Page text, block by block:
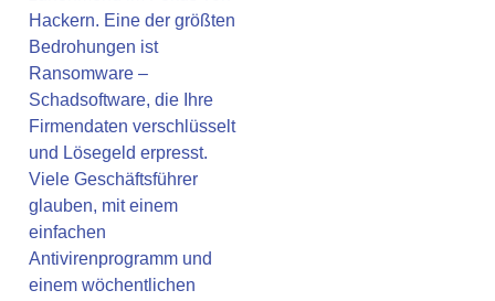
Hackern. Eine der größten
Bedrohungen ist
Ransomware –
Schadsoftware, die Ihre
Firmendaten verschlüsselt
und Lösegeld erpresst.
Viele Geschäftsführer
glauben, mit einem
einfachen
Antivirenprogramm und
einem wöchentlichen